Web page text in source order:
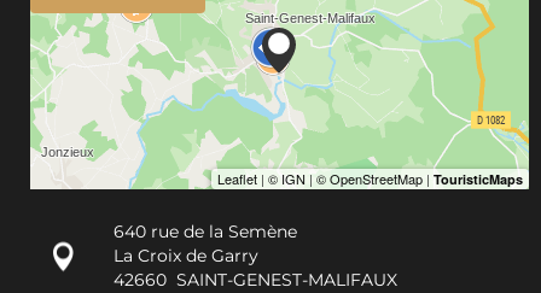
640 rue de la Semène
La Croix de Garry
42660 SAINT-GENEST-MALIFAUX